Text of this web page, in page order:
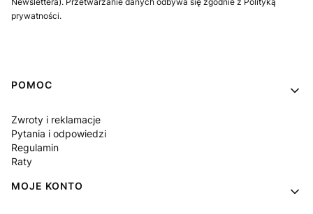
prywatności.
Linki w stopce
POMOC
Zwroty i reklamacje
Pytania i odpowiedzi
Regulamin
Raty
MOJE KONTO